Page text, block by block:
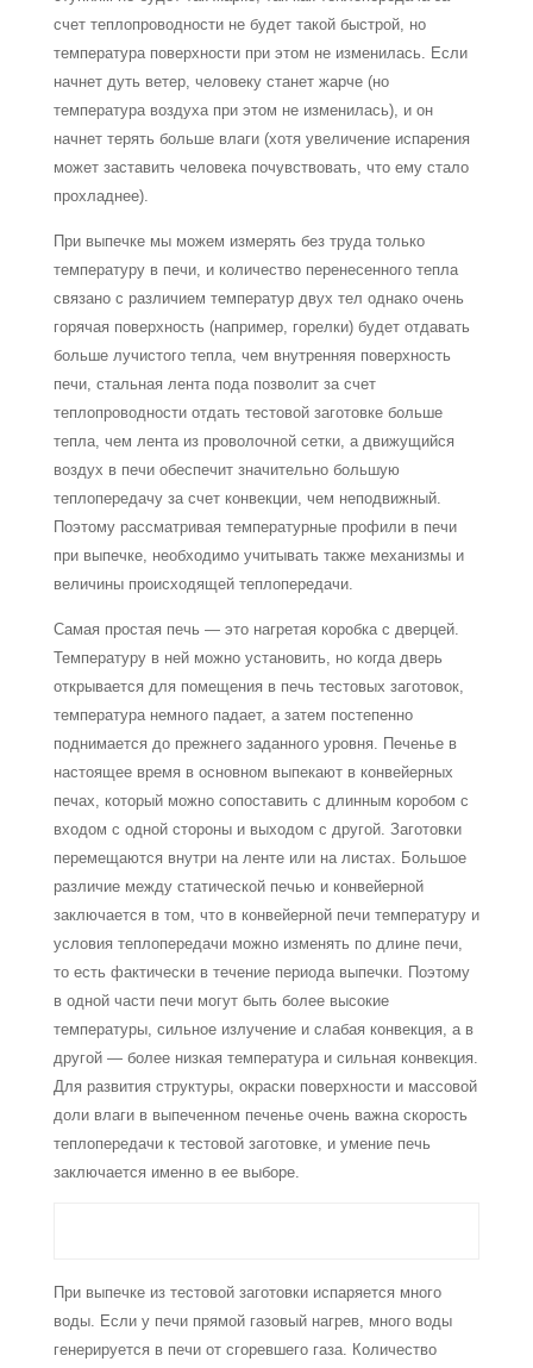
счет теплопроводности не будет такой быстрой, но
температура поверхности при этом не изменилась. Если
нач­нет дуть ветер, человеку станет жарче (но
температура воздуха при этом не измени­лась), и он
начнет терять больше влаги (хотя увеличение испарения
может заставить человека почувствовать, что ему стало
прохладнее).
При выпечке мы можем измерять без труда только
температуру в печи, и количество перенесенного тепла
связано с различием температур двух тел однако очень
горячая поверхность (например, горелки) будет отдавать
больше лучистого тепла, чем внутрен­няя поверхность
печи, стальная лента пода позволит за счет
теплопроводности отдать тестовой заготовке больше
тепла, чем лента из проволочной сетки, а движущийся
воз­дух в печи обеспечит значительно большую
теплопередачу за счет конвекции, чем непод­вижный.
Поэтому рассматривая температурные профили в печи
при выпечке, необхо­димо учитывать также механизмы и
величины происходящей теплопередачи.
Самая простая печь — это нагретая коробка с дверцей.
Температуру в ней можно установить, но когда дверь
открывается для помещения в печь тестовых заготовок,
температура немного падает, а затем постепенно
поднимается до прежнего заданного уровня. Печенье в
настоящее время в основном выпекают в конвейерных
печах, кото­рый можно сопоставить с длинным коробом с
входом с одной стороны и выходом с другой. Заготовки
перемещаются внутри на ленте или на листах. Большое
различие между статической печью и конвейерной
заключается в том, что в конвейерной печи температуру и
условия теплопередачи можно изменять по длине печи,
то есть факти­чески в течение периода выпечки. Поэтому
в одной части печи могут быть более высо­кие
температуры, сильное излучение и слабая конвекция, а в
другой — более низкая температура и сильная конвекция.
Для развития структуры, окраски поверхности и массовой
доли влаги в выпеченном печенье очень важна скорость
теплопередачи к тестовой заготовке, и умение печь
заключается именно в ее выборе.
При выпечке из тестовой заготовки испаряется много
воды. Если у печи прямой газовый нагрев, много воды
генерируется в печи от сгоревшего газа. Количество